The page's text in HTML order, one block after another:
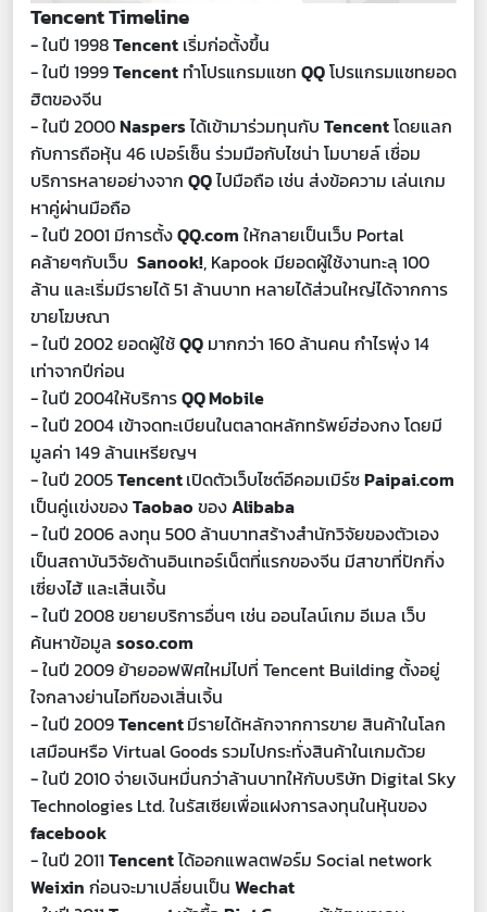
Tencent Timeline
- ในปี 1998Tencent เริ่มก่อตั้งขึ้น
- ในปี 1999Tencent ทำโปรแกรมแชท QQโปรแกรมแชทยอด
ฮิตของจีน
- ในปี 2000Naspersได้เข้ามาร่วมทุนกับ Tencentโดยแลก
กับการถือหุ้น 46 เปอร์เซ็น ร่วมมือกับไชน่า โมบายล์ เชื่อม
บริการหลายอย่างจาก QQไปมือถือ เช่น ส่งข้อความ เล่นเกม
หาคู่ผ่านมือถือ
- ในปี 2001 มีการตั้งQQ.comให้กลายเป็นเว็บ Portal
คล้ายๆกับเว็บ Sanook!, Kapook มียอดผู้ใช้งานทะลุ 100
ล้าน และเริ่มมีรายได้ 51 ล้านบาท หลายได้ส่วนใหญ่ได้จากการ
ขายโฆษณา
- ในปี 2002 ยอดผู้ใช้QQ มากกว่า 160 ล้านคน กำไรพุ่ง 14
เท่าจากปีก่อน
- ในปี 2004ให้บริการQQ Mobile
- ในปี 2004 เข้าจดทะเบียนในตลาดหลักทรัพย์ฮ่องกง โดยมี
มูลค่า 149 ล้านเหรียญฯ
- ในปี 2005Tencentเปิดตัวเว็บไซต์อีคอมเมิร์ซPaipai.com
เป็นคู่เเข่งของTaobao ของAlibaba
- ในปี 2006ลงทุน 500 ล้านบาทสร้างสำนักวิจัยของตัวเอง
เป็นสถาบันวิจัยด้านอินเทอร์เน็ตที่แรกของจีน มีสาขาที่ปักกิ่ง
เซี่ยงไฮ้ และเสิ่นเจิ้น
- ในปี 2008ขยายบริการอื่นๆ เช่น ออนไลน์เกม อีเมล เว็บ
ค้นหาข้อมูล soso.com
- ในปี 2009ย้ายออฟฟิศใหม่ไปที่ Tencent Building ตั้งอยู่
ใจกลางย่านไอทีของเสิ่นเจิ้น
- ในปี 2009Tencentมีรายได้หลักจากการขาย สินค้าในโลก
เสมือนหรือ Virtual Goods รวมไปกระทั่งสินค้าในเกมด้วย
- ในปี 2010จ่ายเงินหมื่นกว่าล้านบาทให้กับบริษัท Digital Sky
Technologies Ltd. ในรัสเซียเพื่อแฝงการลงทุนในหุ้นของ
facebook
- ในปี 2011 Tencentได้ออกแพลตฟอร์ม Social network
Weixin ก่อนจะมาเปลี่ยนเป็น Wechat